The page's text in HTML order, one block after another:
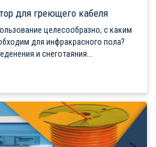
для греющего кабеля
целесообразно, с каким
для инфракрасного пола?
и снеготаяния...